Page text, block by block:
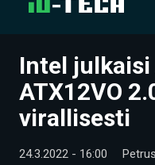
UUTISET
ARTIKKELIT
VIDEOT
Intel julkaisi
ATX12VO
virallisesti
24.3.2022 - 16:00